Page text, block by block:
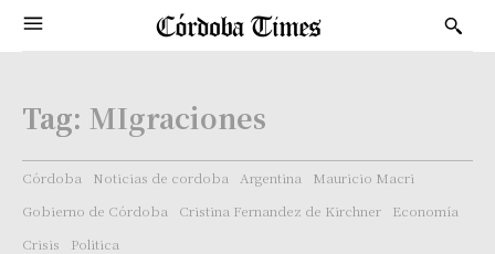
Tag: MIgraciones
Córdoba Noticias de cordoba Argentina
Mauricio Macri
Gobierno de Córdoba
Cristina Fernandez de Kirchner
Economía
Crisis
Politica